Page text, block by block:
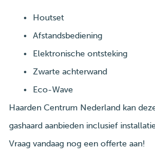
Houtset
Afstandsbediening
Elektronische ontsteking
Zwarte achterwand
Eco-Wave
Haarden Centrum Nederland kan
gashaard aanbieden inclusief
Vraag vandaag nog een offerte aan!